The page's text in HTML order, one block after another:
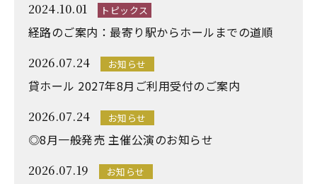
2024.10.01 トピックス
経路のご案内：最寄り駅からホールまでの道順
2026.07.24 お知らせ
貸ホール 2027年8月ご利用受付のご案内
2026.07.24 お知らせ
◎8月一般発売 主催公演のお知らせ
2026.07.19 お知らせ